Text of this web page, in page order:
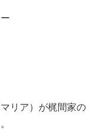
リア）が梶間家の